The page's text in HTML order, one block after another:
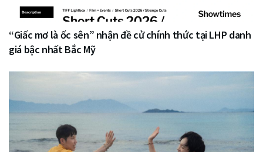
“Giấc mơ là ốc sên” nhận đề cử chính thức tại LHP danh
giá bậc nhất Bắc Mỹ